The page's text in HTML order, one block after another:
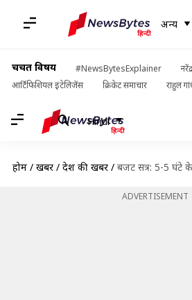
अन्य
चर्चित विषय #NewsBytesExplainer
आर्टिफिशियल इंटेलिजेंस
क्रिकेट समाचार राहुल
Hindi
होम / खबरें / देश की खबरें / बजट सत्र: 5-5 घंटे के होंगे दोनों
ADVERTISEMENT